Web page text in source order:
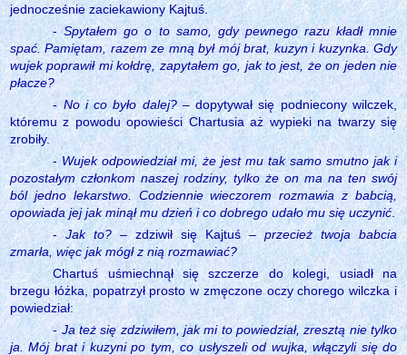
jednocześnie zaciekawiony Kajtuś.
-Spytałem go o to samo, gdy pewnego razu kładł mnie
spać. Pamiętam, razem ze mną był mój brat, kuzyn i kuzynka. Gdy
wujek poprawił mi kołdrę, zapytałem go, jak to jest, że on jeden nie
płacze?
- No i co było dalej?– dopytywał się podniecony wilczek,
któremu z powodu opowieści Chartusia aż wypieki na twarzy się
zrobiły.
- Wujek odpowiedział mi, że jest mu tak samo smutno jak i
pozostałym członkom naszej rodziny, tylko że on ma na ten swój
ból jedno lekarstwo. Codziennie wieczorem rozmawia z babcią,
opowiada jej jak minął mu dzień i co dobrego udało mu się uczynić
-Jak to? – zdziwił się Kajtuś –przecież twoja babcia
zmarła, więc jak mógł z nią rozmawiać?
Chartuś uśmiechnął się szczerze do kolegi, usiadł na
brzegu łóżka, popatrzył prosto w zmęczone oczy chorego wilczka i
powiedział:
-Ja też się zdziwiłem, jak mi to powiedział, zresztą nie tylko
ja. Mój brat i kuzyni po tym, co usłyszeli od wujka, włączyli się do